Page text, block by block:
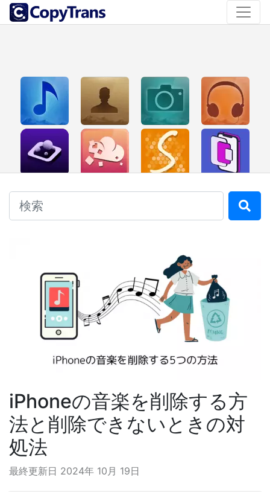
iPhoneの音楽を削除する方
法と削除できないときの対
処法
最終更新日 2024年 10月 19日